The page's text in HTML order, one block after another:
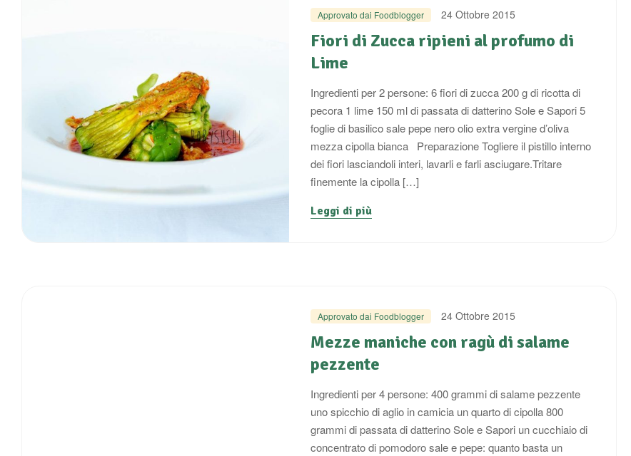
Approvato dai Foodblogger 24 Ottobre 2015
Fiori di Zucca ripieni al profumo di
Lime
Ingredienti per 2 persone: 6 fiori di zucca 200 g di ricotta di
pecora 1 lime 150 ml di passata di datterino Sole e Sapori 5
foglie di basilico sale pepe nero olio extra vergine d’oliva
mezza cipolla bianca Preparazione Togliere il pistillo interno
dei fiori lasciandoli interi, lavarli e farli asciugare.Tritare
finemente la cipolla […]
Leggi di più
Approvato dai Foodblogger 24 Ottobre 2015
Mezze maniche con ragù di salame
pezzente
Ingredienti per 4 persone: 400 grammi di salame pezzente
uno spicchio di aglio in camicia un quarto di cipolla 800
grammi di passata di datterino Sole e Sapori un cucchiaio di
concentrato di pomodoro sale e pepe: quanto basta un